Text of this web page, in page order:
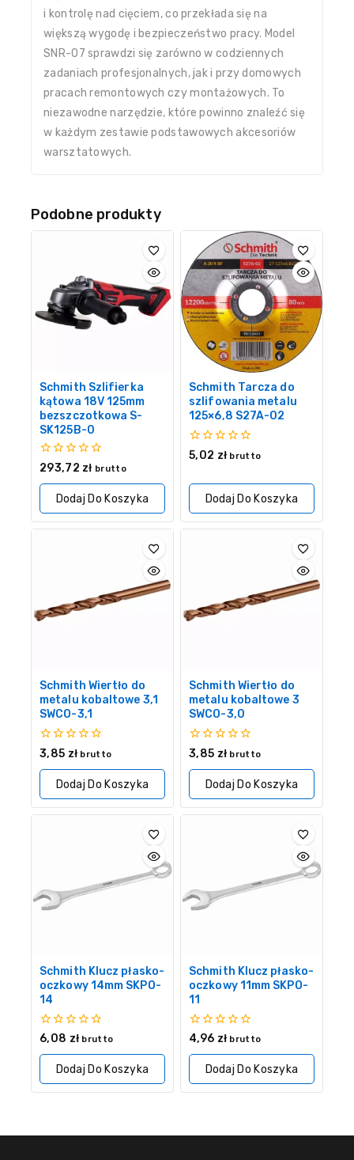
i kontrolę nad cięciem, co przekłada się na
większą wygodę i bezpieczeństwo pracy. Model
SNR-07 sprawdzi się zarówno w codziennych
zadaniach profesjonalnych, jak i przy domowych
pracach remontowych czy montażowych. To
niezawodne narzędzie, które powinno znaleźć się
w każdym zestawie podstawowych akcesoriów
warsztatowych.
Podobne produkty
Schmith Szlifierka
kątowa 18V 125mm
bezszczotkowa S-
SK125B-0
0
5
293,72 zł brutto
Dodaj Do Koszyka
Schmith Tarcza do
szlifowania metalu
125×6,8 S27A-02
0
5,02 zł brutto
Dodaj Do Koszyka
Schmith Wiertło do
metalu kobaltowe 3,1
SWCO-3,1
0
5
3,85 zł brutto
Dodaj Do Koszyka
Schmith Wiertło do
metalu kobaltowe 3
SWCO-3,0
0
5
3,85 zł brutto
Dodaj Do Koszyka
Schmith Klucz płasko-
oczkowy 14mm SKPO-
14
0
5
6,08 zł brutto
Dodaj Do Koszyka
Schmith Klucz płasko-
oczkowy 11mm SKPO-
11
0
5
4,96 zł brutto
Dodaj Do Koszyka